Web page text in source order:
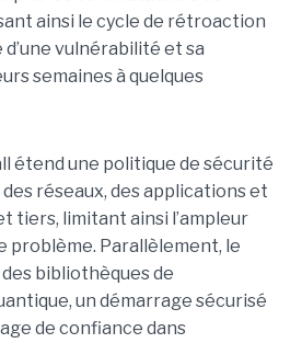
ainsi le cycle de rétroaction
vulnérabilité et sa
semaines à quelques
étend une politique de sécurité
des réseaux, des applications et
tiers, limitant ainsi l’ampleur
problème. Parallèlement, le
bibliothèques de
un démarrage sécurisé
de confiance dans